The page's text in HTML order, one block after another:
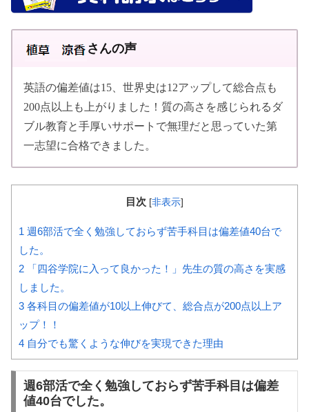
さんの声
英語の偏差値は15、世界史は12アップして総合点も
200点以上も上がりました！質の高さを感じられるダ
ブル教育と手厚いサポートで無理だと思っていた第
一志望に合格できました。
目次 [非表示]
1 週6部活で全く勉強しておらず苦手科目は偏差値40台で
した。
2 「四谷学院に入って良かった！」先生の質の高さを実感
しました。
3 各科目の偏差値が10以上伸びて、総合点が200点以上ア
ップ！！
4 自分でも驚くような伸びを実現できた理由
週6部活で全く勉強しておらず苦手科目は偏差
値40台でした。